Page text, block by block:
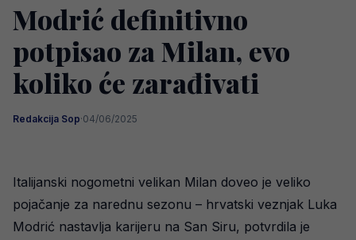
Modrić definitivno
potpisao za Milan, evo
koliko će zarađivati
Redakcija Sop·04/06/2025
Italijanski nogometni velikan Milan doveo je veliko
pojačanje za narednu sezonu – hrvatski veznjak Luka
Modrić nastavlja karijeru na San Siru, potvrdila je